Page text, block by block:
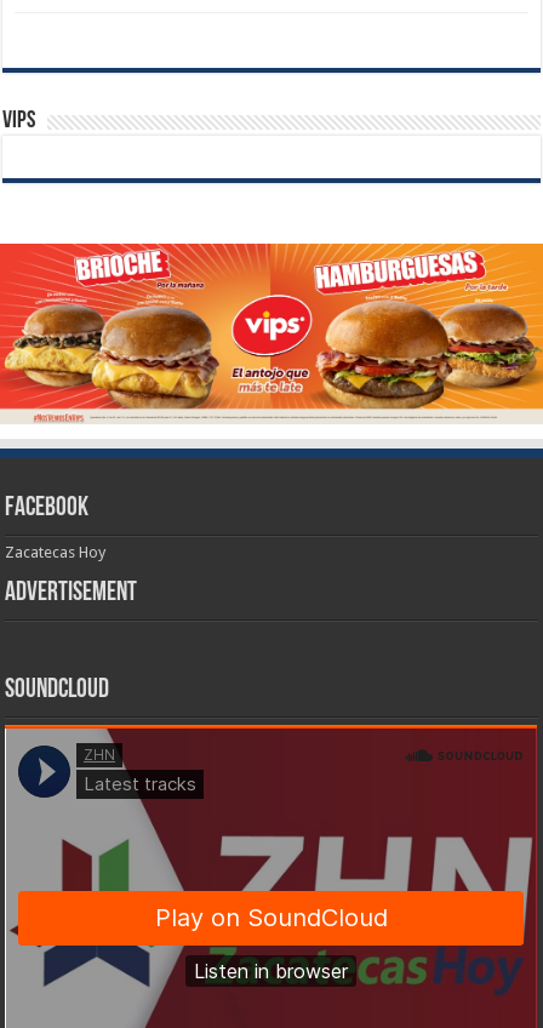
Vips
Facebook
Zacatecas Hoy
Advertisement
SoundCloud